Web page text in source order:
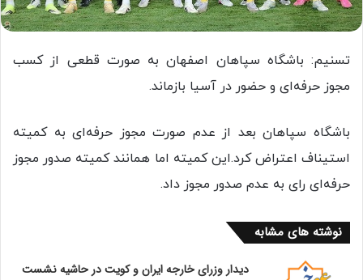
تسنیم: باشگاه سپاهان اصفهان به صورت قطعی از کسب
مجوز حرفه‌ای و حضور در آسیا بازماند.
باشگاه سپاهان بعد از عدم صورت مجوز حرفه‌ای به کمیته
استیناف اعتراض کرد.این کمیته اما همانند کمیته صدور مجوز
حرفه‌ای رای به عدم صدور مجوز داد.
نوشته های مشابه
دیدار وزرای خارجه ایران و کویت در حاشیه نشست